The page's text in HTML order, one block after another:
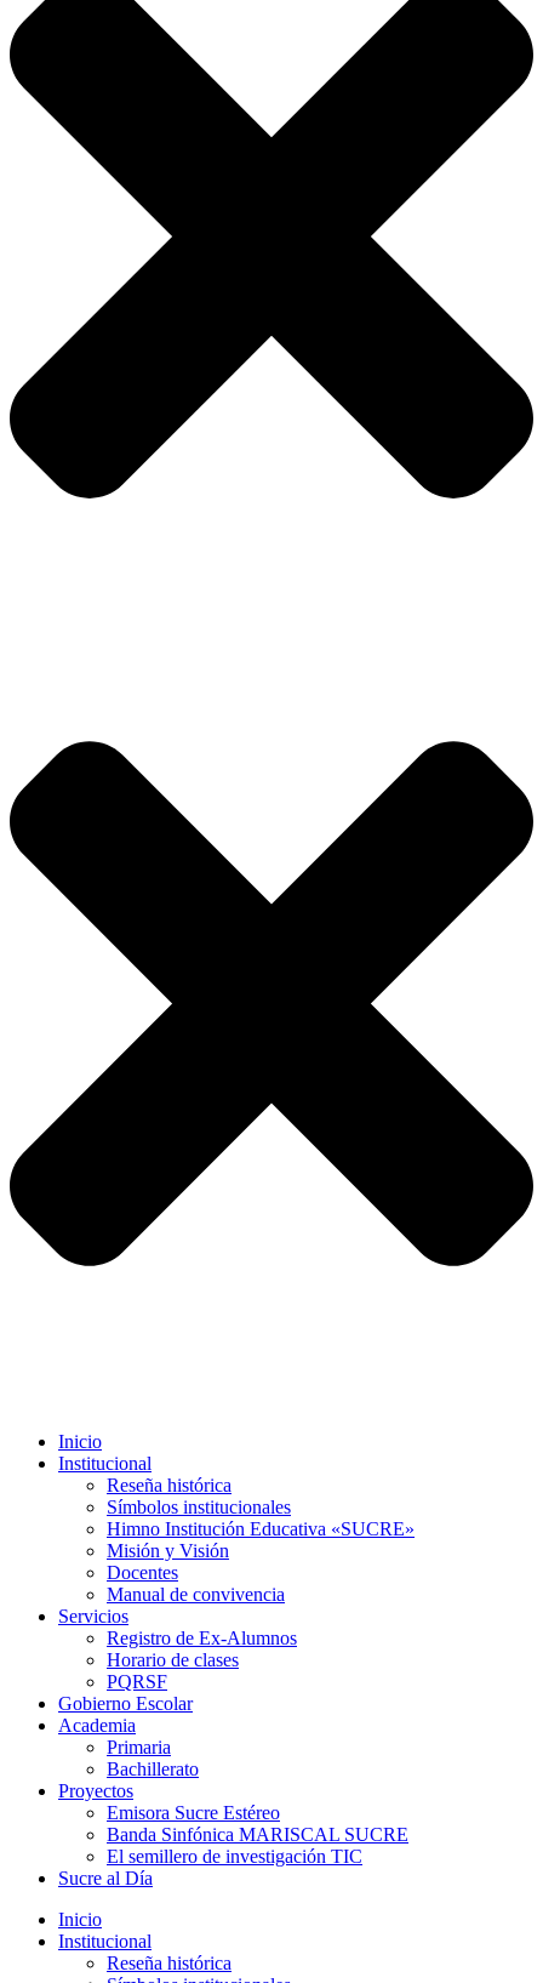
Inicio
Institucional
Reseña histórica
Símbolos institucionales
Himno Institución Educativa «SUCRE»
Misión y Visión
Docentes
Manual de convivencia
Servicios
Registro de Ex-Alumnos
Horario de clases
PQRSF
Gobierno Escolar
Academia
Primaria
Bachillerato
Proyectos
Emisora Sucre Estéreo
Banda Sinfónica MARISCAL SUCRE
El semillero de investigación TIC
Sucre al Día
Inicio
Institucional
Reseña histórica